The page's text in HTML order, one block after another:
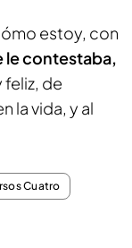
estoy, con
le contestaba,
feliz, de
la vida, y al
Cuatro